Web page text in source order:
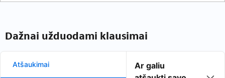
Dažnai užduodami klausimai
Atšaukimai
Ar galiu